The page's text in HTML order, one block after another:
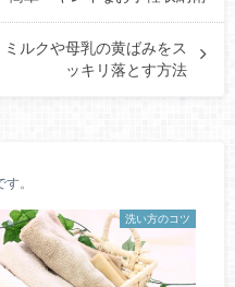
ルクや母乳の黄ばみをス
ッキリ落とす方法
。
洗い方のコツ